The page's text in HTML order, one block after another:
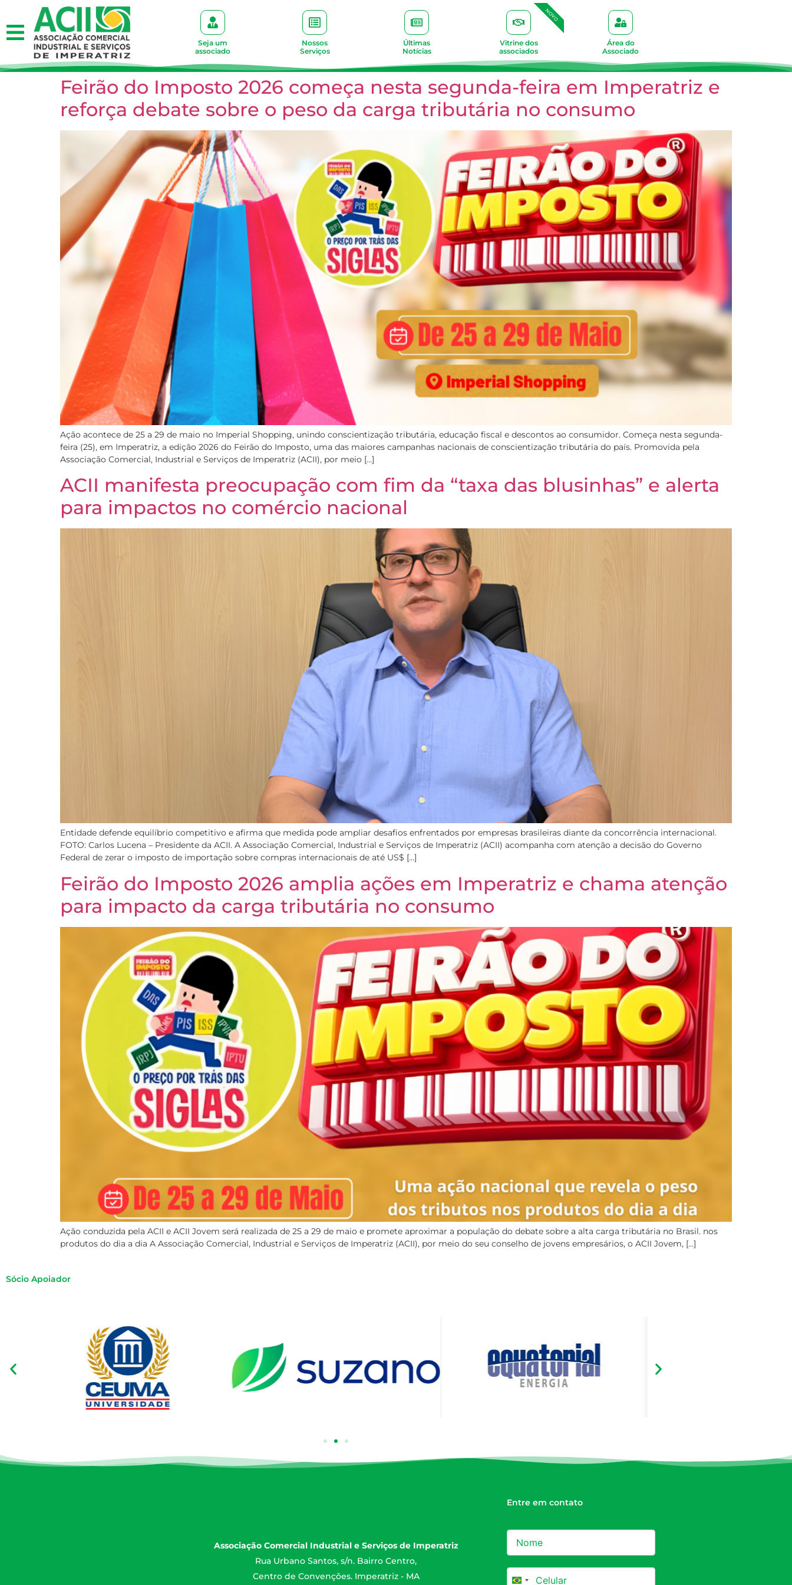
Seja um
associado
Nossos
Serviços
Últimas
Notícias
Vitrine dos
associados
NOVO
Área do
Associado
Feirão do Imposto 2026 começa nesta segunda-feira em Imperatriz e
reforça debate sobre o peso da carga tributária no consumo
Ação acontece de 25 a 29 de maio no Imperial Shopping, unindo conscientização tributária, educação fiscal e descontos ao consumidor. Começa nesta segunda-
feira (25), em Imperatriz, a edição 2026 do Feirão do Imposto, uma das maiores campanhas nacionais de conscientização tributária do país. Promovida pela
Associação Comercial, Industrial e Serviços de Imperatriz (ACII), por meio […]
ACII manifesta preocupação com fim da “taxa das blusinhas” e alerta
para impactos no comércio nacional
Entidade defende equilíbrio competitivo e afirma que medida pode ampliar desafios enfrentados por empresas brasileiras diante da concorrência internacional.
FOTO: Carlos Lucena – Presidente da ACII. A Associação Comercial, Industrial e Serviços de Imperatriz (ACII) acompanha com atenção a decisão do Governo
Federal de zerar o imposto de importação sobre compras internacionais de até US$ […]
Feirão do Imposto 2026 amplia ações em Imperatriz e chama atenção
para impacto da carga tributária no consumo
Ação conduzida pela ACII e ACII Jovem será realizada de 25 a 29 de maio e promete aproximar a população do debate sobre a alta carga tributária no Brasil. nos
produtos do dia a dia A Associação Comercial, Industrial e Serviços de Imperatriz (ACII), por meio do seu conselho de jovens empresários, o ACII Jovem, […]
Sócio Apoiador
Associação Comercial Industrial e Serviços de Imperatriz
Rua Urbano Santos, s/n. Bairro Centro,
Centro de Convenções. Imperatriz - MA
Entre em contato
Brazil +55